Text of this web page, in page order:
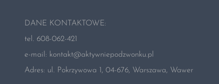
Zamów voucher
DANE KONTAKTOWE:
tel. 608-062-421
e-mail: kontakt@aktywniepodzwonku.pl
Adres: ul. Pokrzywowa 1, 04-676, Warszawa, Wawer